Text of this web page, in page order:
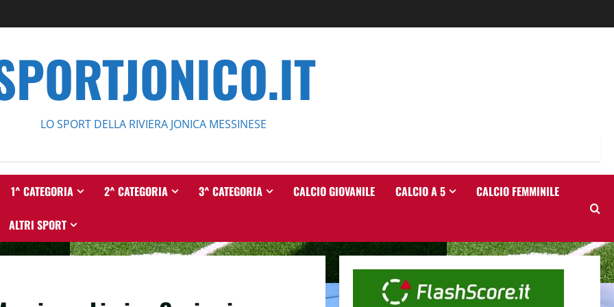
LO SPORT DELLA RIVIERA JONICA MESSINESE
1^ CATEGORIA 2^ CATEGORIA 3^ CATEGORIA CALCIO GIOVANILE CALCIO A 5 CALCIO FEMMINILE
ALTRI SPORT